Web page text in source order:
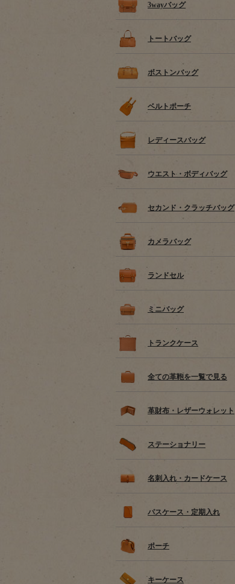
3wayバッグ
トートバッグ
ボストンバッグ
ベルトポーチ
レディースバッグ
ウエスト・ボディバッグ
セカンド・クラッチバッグ
カメラバッグ
ランドセル
ミニバッグ
トランクケース
全ての革鞄を一覧で見る
革財布・レザーウォレット
ステーショナリー
名刺入れ・カードケース
パスケース・定期入れ
ポーチ
キーケース